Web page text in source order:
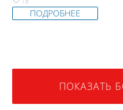
ПОДРОБНЕЕ
ПОКАЗАТЬ